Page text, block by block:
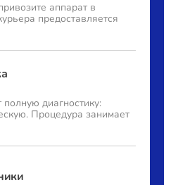
аппарат в
предоставляется
полную диагностику:
Процедура занимает